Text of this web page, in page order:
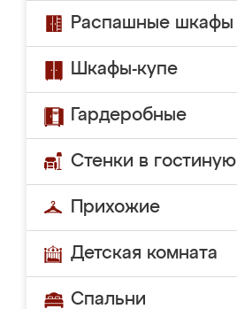
Распашные шкафы
Шкафы-купе
Гардеробные
Стенки в гостиную
Прихожие
Детская комната
Спальни